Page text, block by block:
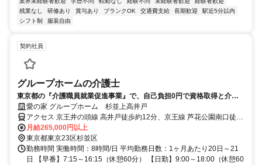
残業なし
研修あり 賞与あり ブランクOK 交通費支給 長期歓迎
駅近5分以内
シフト制
服装自由
契約社員
グループホームの介護士
東京都の『介護職員就業促進事業』で、自己負担0円で資格取得と介護
の仕事をスタートしよう
愛の家 グループホーム 杉並上高井戸
アクセス 京王井の頭線 高井戸徒歩約12分、京王線 芦花公園南口徒歩
約13分、京王井の頭線 富士見ヶ丘南口徒歩約13分 京王井の頭線「高
井戸駅」下車 徒歩12分
月給265,000円以上
東京都東京23区杉並区
勤務時間 実働時間：8時間/日 平均勤務日数：1ヶ月あたり20日～21
日 【早番】7:15～16:15（休憩60分） 【日勤】9:00～18:00（休憩60